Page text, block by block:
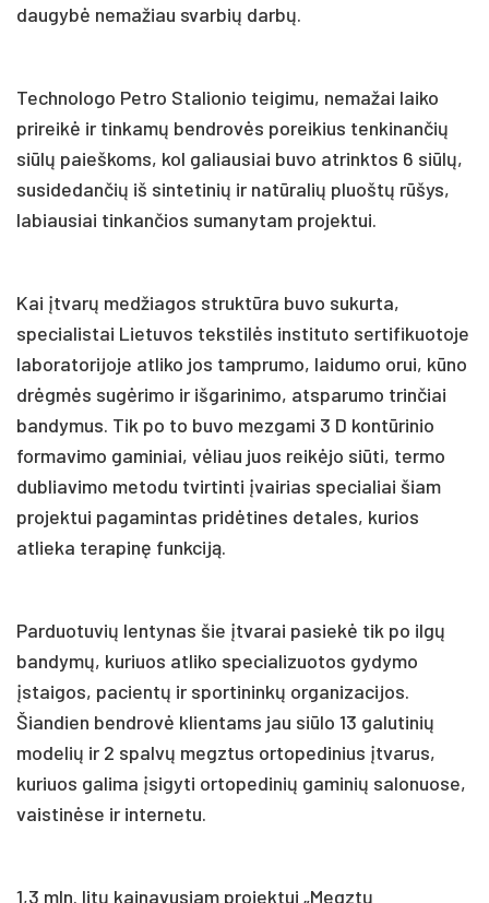
daugybė nemažiau svarbių darbų.
Technologo Petro Stalionio teigimu, nemažai laiko
prireikė ir tinkamų bendrovės poreikius tenkinančių
siūlų paieškoms, kol galiausiai buvo atrinktos 6 siūlų,
susidedančių iš sintetinių ir natūralių pluoštų rūšys,
labiausiai tinkančios sumanytam projektui.
Kai įtvarų medžiagos struktūra buvo sukurta,
specialistai Lietuvos tekstilės instituto sertifikuotoje
laboratorijoje atliko jos tamprumo, laidumo orui, kūno
drėgmės sugėrimo ir išgarinimo, atsparumo trinčiai
bandymus. Tik po to buvo mezgami 3 D kontūrinio
formavimo gaminiai, vėliau juos reikėjo siūti, termo
dubliavimo metodu tvirtinti įvairias specialiai šiam
projektui pagamintas pridėtines detales, kurios
atlieka terapinę funkciją.
Parduotuvių lentynas šie įtvarai pasiekė tik po ilgų
bandymų, kuriuos atliko specializuotos gydymo
įstaigos, pacientų ir sportininkų organizacijos.
Šiandien bendrovė klientams jau siūlo 13 galutinių
modelių ir 2 spalvų megztus ortopedinius įtvarus,
kuriuos galima įsigyti ortopedinių gaminių salonuose,
vaistinėse ir internetu.
1,3 mln. litų kainavusiam projektui „Megztų